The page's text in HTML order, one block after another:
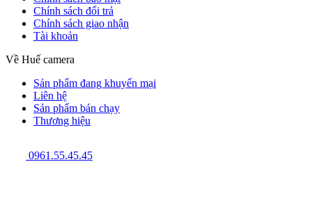
Chính sách đổi trả
Chính sách giao nhận
Tài khoản
Về Huế camera
Sản phẩm đang khuyến mại
Liên hệ
Sản phẩm bán chạy
Thương hiệu
0961.55.45.45